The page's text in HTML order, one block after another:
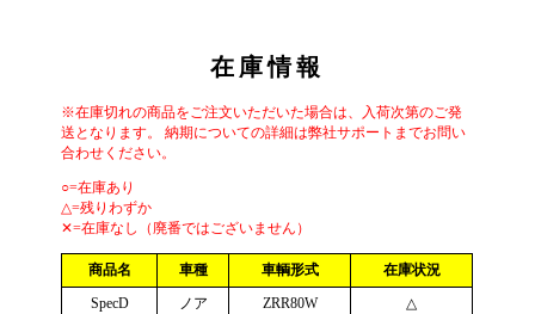
在庫情報
※在庫切れの商品をご注文いただいた場合は、入荷次第のご発
送となります。 納期についての詳細は弊社サポートまでお問い
合わせください。
○=在庫あり
△=残りわずか
✕=在庫なし（廃番ではございません）
商品名 車種 車輌形式
在庫状況
SpecD
ノア ZRR80W △